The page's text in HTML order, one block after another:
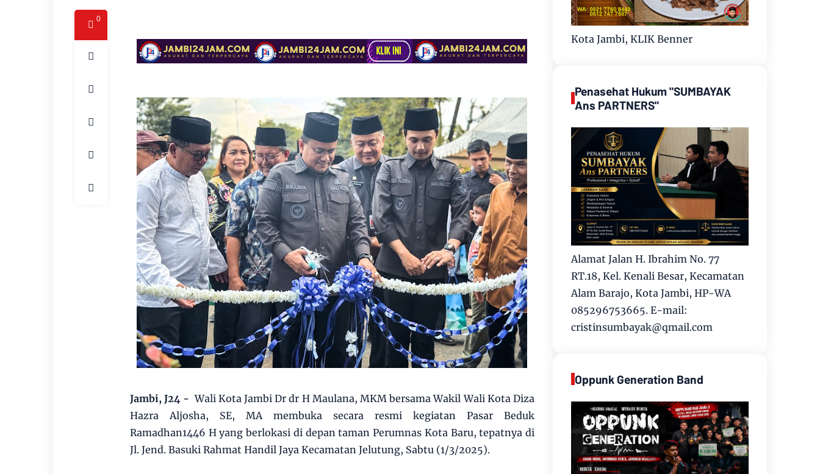
0
Jambi, J24 -Wali Kota Jambi Dr dr H Maulana, MKM bersama Wakil Wali Kota Diza
Hazra Aljosha, SE, MA membuka secara resmi kegiatan Pasar Beduk
Ramadhan1446 H yang berlokasi di depan taman Perumnas Kota Baru, tepatnya di
Jl. Jend. Basuki Rahmat Handil Jaya Kecamatan Jelutung, Sabtu (1/3/2025).
Kota Jambi, KLIK Benner
Penasehat Hukum "SUMBAYAK
Ans PARTNERS"
Alamat Jalan H. Ibrahim No. 77
RT.18, Kel. Kenali Besar, Kecamatan
Alam Barajo, Kota Jambi, HP-WA
085296753665. E-mail:
cristinsumbayak@qmail.com
Oppunk Generation Band